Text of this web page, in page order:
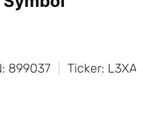
899037 Ticker: L3XA